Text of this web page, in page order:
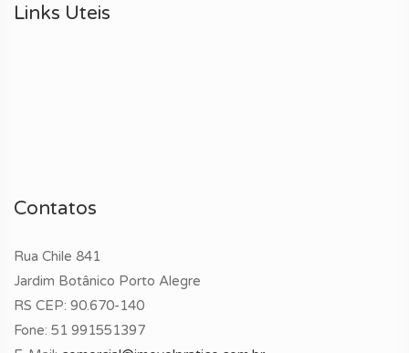
Links Uteis
Contatos
Rua Chile 841
Jardim Botânico Porto Alegre
RS CEP: 90.670-140
Fone: 51 991551397